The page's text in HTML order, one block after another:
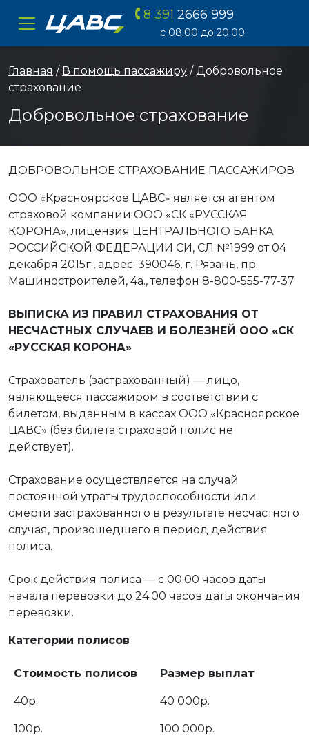
ЦАВС
8 391 2666 999
с 08:00 до 20:00
Главная / В помощь пассажиру / Добровольное
страхование
Добровольное страхование
ДОБРОВОЛЬНОЕ СТРАХОВАНИЕ ПАССАЖИРОВ
ООО «Красноярское ЦАВС» является агентом
страховой компании ООО «СК «РУССКАЯ
КОРОНА», лицензия ЦЕНТРАЛЬНОГО БАНКА
РОССИЙСКОЙ ФЕДЕРАЦИИ СИ, СЛ №1999 от 04
декабря 2015г., адрес: 390046, г. Рязань, пр.
Машиностроителей, 4а., телефон 8-800-555-77-37
ВЫПИСКА ИЗ ПРАВИЛ СТРАХОВАНИЯ ОТ
НЕСЧАСТНЫХ СЛУЧАЕВ И БОЛЕЗНЕЙ ООО «СК
«РУССКАЯ КОРОНА»
Страхователь (застрахованный) — лицо,
являющееся пассажиром в соответствии с
билетом, выданным в кассах ООО «Красноярское
ЦАВС» (без билета страховой полис не
действует).
Страхование осуществляется на случай
постоянной утраты трудоспособности или
смерти застрахованного в результате несчастного
случая, произошедшего в период действия
полиса.
Срок действия полиса — с 00:00 часов даты
начала перевозки до 24:00 часов даты окончания
перевозки.
Категории полисов
Стоимость полисов Размер выплат
40р. 40 000р.
100р. 100 000р.